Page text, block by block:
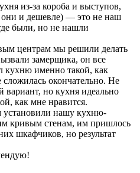
из-за короба и выступов,
они и дешевле) — это не наш
были, но не нашли
центрам мы решили делать
замерщика, он все
кухню именно такой, как
сложилась окончательно. Не
но кухня идеально
как мне нравится.
установили нашу кухню-
кривым стенам, им пришлось
шкафчиков, но результат